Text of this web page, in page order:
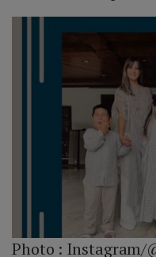
Photo : Instagram/